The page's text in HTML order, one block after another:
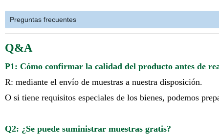
Preguntas frecuentes
Q&A
P1: Cómo confirmar la calidad del producto antes de
R: mediante el envío de muestras a nuestra disposición.
O si tiene requisitos especiales de los bienes, podemos
Q2: ¿Se puede suministrar muestras gratis?